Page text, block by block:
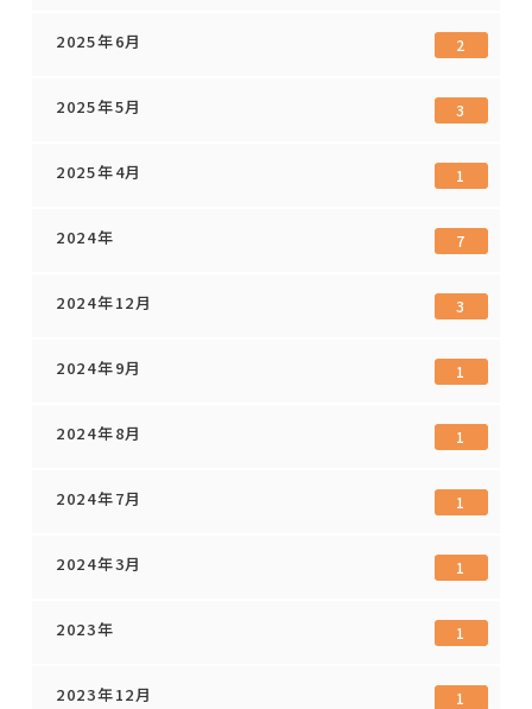
2025年6月 2
2025年5月 3
2025年4月 1
2024年 7
2024年12月 3
2024年9月 1
2024年8月 1
2024年7月 1
2024年3月 1
2023年 1
2023年12月 1